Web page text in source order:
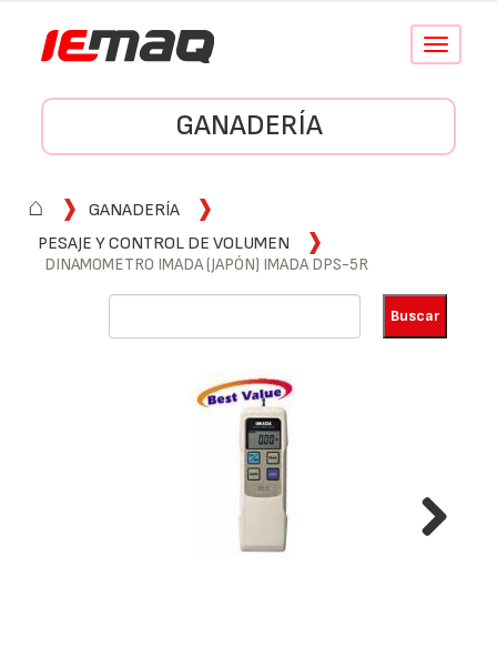
Conmutar
GANADERÍA
⌂
GANADERÍA
PESAJE Y CONTROL DE VOLUMEN
DINAMOMETRO IMADA (JAPÓN) IMADA DPS-5R